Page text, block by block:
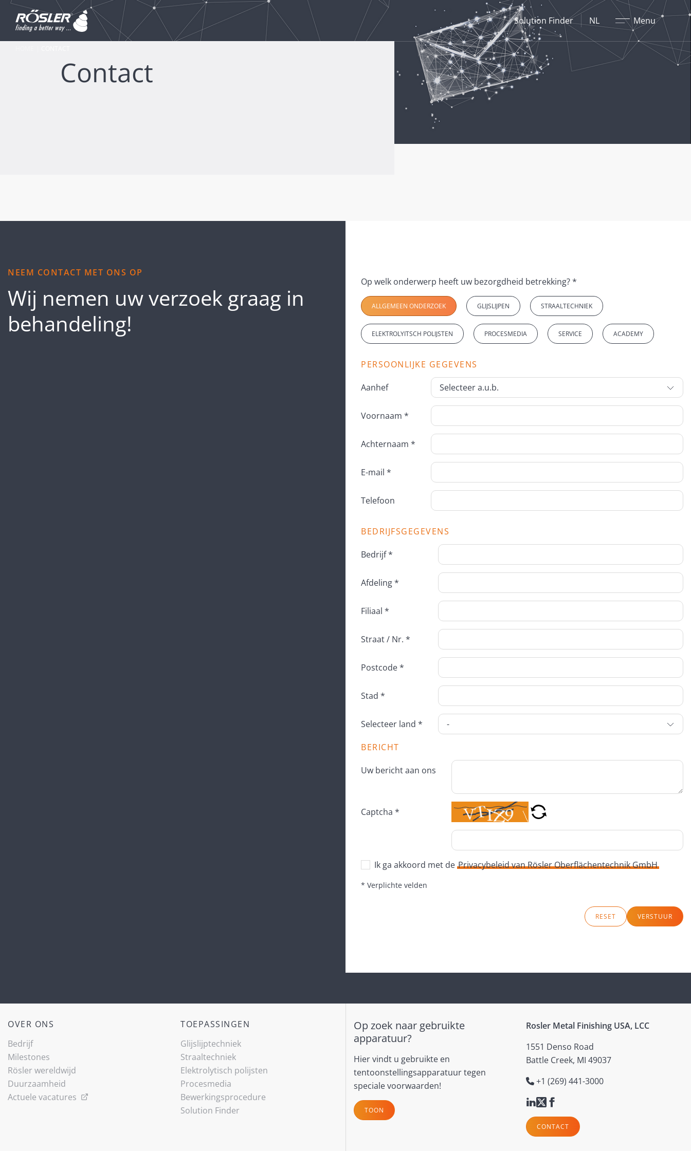
Solution Finder NL Menu
Sluit
Contact
NEEM CONTACT MET ONS OP
Wij nemen uw verzoek graag in
behandeling!
Op welk onderwerp heeft uw bezorgdheid betrekking? *
ALLGEMEEN ONDERZOEK GLIJSLIJPEN STRAALTECHNIEK
ELEKTROLYITSCH POLIJSTEN PROCESMEDIA SERVICE ACADEMY
PERSOONLIJKE GEGEVENS
Aanhef
Voornaam *
Achternaam *
E-mail *
Telefoon
BEDRIJFSGEGEVENS
Bedrijf *
Afdeling *
Filiaal *
Straat / Nr. *
Postcode *
Stad *
Selecteer land *
BERICHT
Uw bericht aan ons
Captcha *
Ik ga akkoord met de Privacybeleid van Rösler Oberflächentechnik GmbH
* Verplichte velden
RESET VERSTUUR
Rosler Metal Finishing USA, LCC
1551 Denso Road
Battle Creek, MI 49037
+1 (269) 441-3000
CONTACT
OVER ONS
Bedrijf
Milestones
Rösler wereldwijd
Duurzaamheid
Actuele vacatures
TOEPASSINGEN
Glijslijp­techniek
Straaltechniek
Elektrolytisch polijsten
Procesmedia
Bewerkingsprocedure
Solution Finder
Op zoek naar gebruikte
apparatuur?
Hier vindt u gebruikte en
tentoonstellingsapparatuur tegen
speciale voorwaarden!
TOON